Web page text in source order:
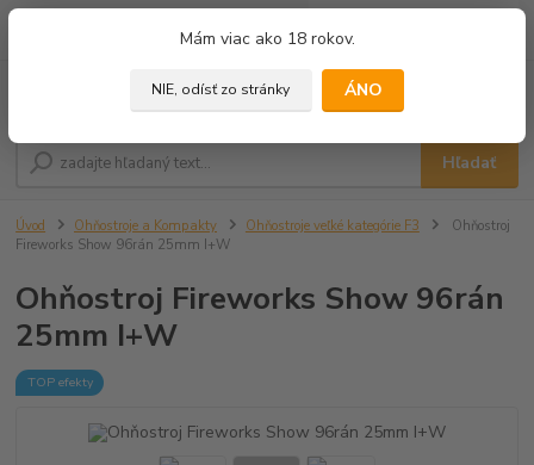
Mám viac ako 18 rokov.
NIE, odísť zo stránky ÁNO
Hľadať
Úvod Ohňostroje a Kompakty Ohňostroje veľké kategórie F3
Ohňostroj
Fireworks Show 96rán 25mm I+W
Ohňostroj Fireworks Show 96rán
25mm I+W
TOP efekty